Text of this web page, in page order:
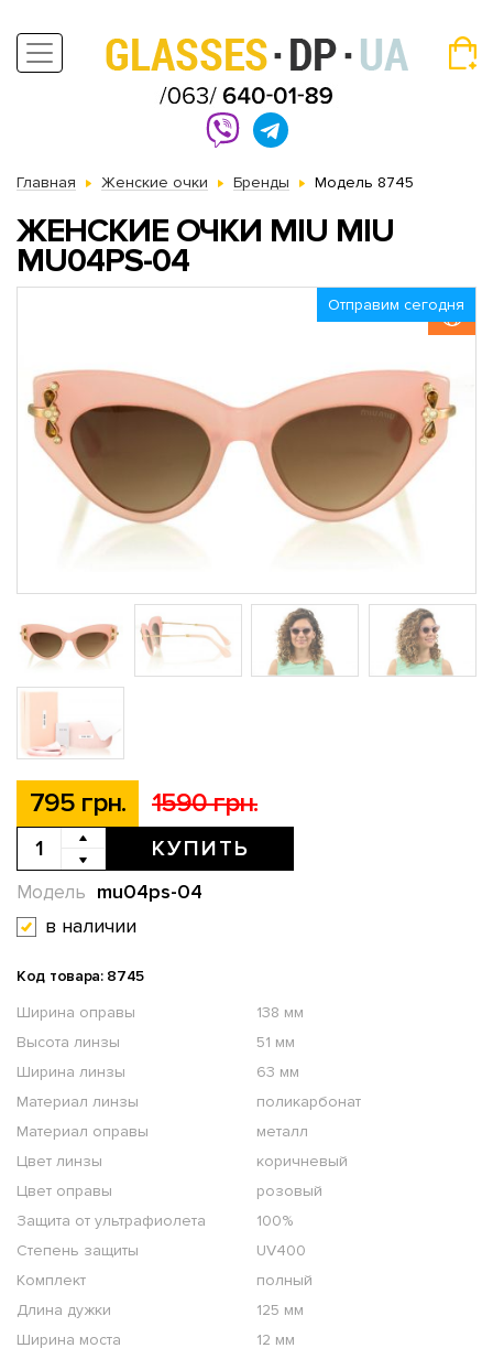
Главная Женские очки Бренды Модель 8745
ЖЕНСКИЕ ОЧКИ MIU MIU
MU04PS-04
Отправим сегодня
795 грн. 1590 грн.
КУПИТЬ
mu04ps-04
Модель
в наличии
Код товара: 8745
Ширина оправы
138 мм
Высота линзы
51 мм
Ширина линзы
63 мм
Материал линзы
поликарбонат
Материал оправы
металл
Цвет линзы
коричневый
Цвет оправы
розовый
Защита от ультрафиолета
100%
Степень защиты
UV400
Комплект
полный
Длина дужки
125 мм
Ширина моста
12 мм